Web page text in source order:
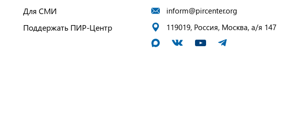
Для СМИ
Поддержать ПИР-Центр
inform@pircenter.org
119019, Россия, Москва, а/я 147